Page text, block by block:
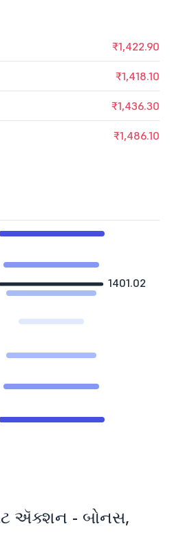
₹1,422.90
₹1,418.10
₹1,436.30
₹1,486.10
1401.02
ઍક્શન - બોનસ,